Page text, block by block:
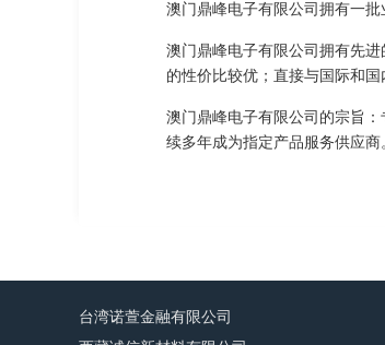
澳门鼎峰电子有限公司拥有一
澳门鼎峰电子有限公司拥有先
的性价比较优；直接与国际和
澳门鼎峰电子有限公司的宗旨
续多年成为指定产品服务供应商
台湾诺萱金融有限公司